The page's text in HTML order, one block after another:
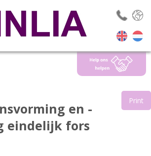
en -
eindelijk fors
Print